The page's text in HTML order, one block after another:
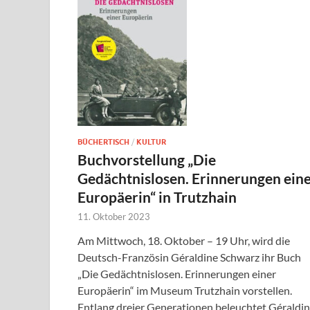
BÜCHERTISCH / KULTUR
Buchvorstellung „Die
Gedächtnislosen. Erinnerungen
Europäerin“ in Trutzhain
11. Oktober 2023
Am Mittwoch, 18. Oktober – 19 Uhr, wird die
Deutsch-Französin Géraldine Schwarz ihr Buch
„Die Gedächtnislosen. Erinnerungen einer
Europäerin“ im Museum Trutzhain vorstellen.
Entlang dreier Generationen beleuchtet